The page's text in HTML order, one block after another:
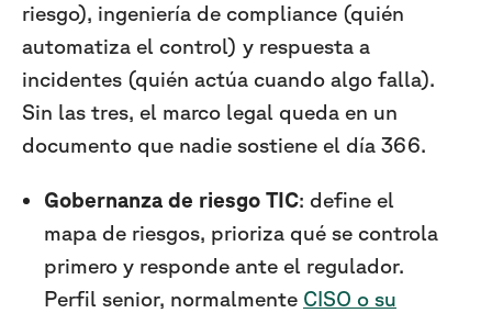
riesgo), ingeniería de compliance (quién
automatiza el control) y respuesta a
incidentes (quién actúa cuando algo falla).
Sin las tres, el marco legal queda en un
documento que nadie sostiene el día 366.
Gobernanza de riesgo TIC: define el
mapa de riesgos, prioriza qué se controla
primero y responde ante el regulador.
Perfil senior, normalmente CISO o su